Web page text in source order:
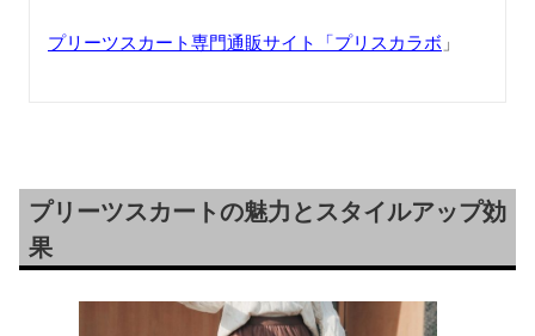
プリーツスカート専門通販サイト「プリスカラボ 」
プリーツスカートの魅力とスタイルアップ効
果